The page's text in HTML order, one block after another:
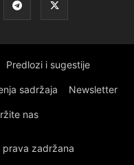
Predlozi i sugestije
sadržaja Newsletter
nas
zadržana